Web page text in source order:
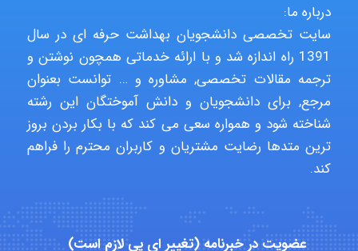
Minoo1375
Sara
ZAK
درباره ما:
سایت تخصصی دانشجویان بهداشت حرفه ای در سال
1391 راه اندازه شد و با ارائه خدماتی همچون نوشتن و
ترجمه مقالات تخصصی, مشاوره و … توانست بعنوان
مرجع, برای دانشجویان و دانش آموختگان این رشته
شناخته شود و همواره سعی می کند که با بکار بردن بروز
ترین متدها رضایت مشتریان و کاربران محترم را فراهم
کند.
عضویت در خبرنامه (تغییر ای پی لازم است)